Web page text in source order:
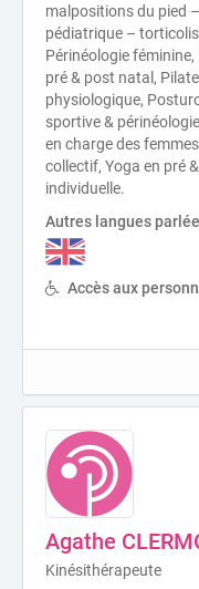
malpositions du pied
pédiatrique –
Périnéologie
pré & post natal,
physiologique,
sportive &
en charge des
collectif, Yoga en pré
individuelle.
Autres langues
Accès aux
Agathe
Kinésithérapeute